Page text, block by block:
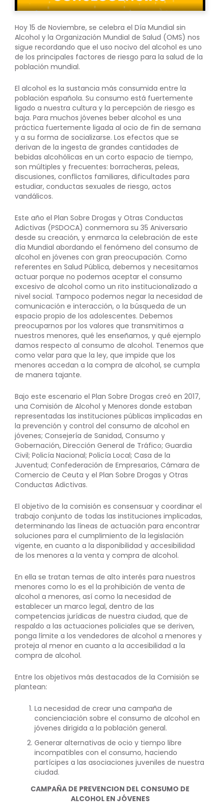
Hoy 15 de Noviembre, se celebra el Día Mundial sin
Alcohol y la Organización Mundial de Salud (OMS) nos
sigue recordando que el uso nocivo del alcohol es uno
de los principales factores de riesgo para la salud de la
población mundial.
El alcohol es la sustancia más consumida entre la
población española. Su consumo está fuertemente
ligado a nuestra cultura y la percepción de riesgo es
baja. Para muchos jóvenes beber alcohol es una
práctica fuertemente ligada al ocio de fin de semana
y a su forma de socializarse. Los efectos que se
derivan de la ingesta de grandes cantidades de
bebidas alcohólicas en un corto espacio de tiempo,
son múltiples y frecuentes: borracheras, peleas,
discusiones, conflictos familiares, dificultades para
estudiar, conductas sexuales de riesgo, actos
vandálicos.
Este año el Plan Sobre Drogas y Otras Conductas
Adictivas (PSDOCA) conmemora su 35 Aniversario
desde su creación, y enmarca la celebración de este
día Mundial abordando el fenómeno del consumo de
alcohol en jóvenes con gran preocupación. Como
referentes en Salud Pública, debemos y necesitamos
actuar porque no podemos aceptar el consumo
excesivo de alcohol como un rito institucionalizado a
nivel social. Tampoco podemos negar la necesidad de
comunicación e interacción, o la búsqueda de un
espacio propio de los adolescentes. Debemos
preocuparnos por los valores que transmitimos a
nuestros menores, qué les enseñamos, y qué ejemplo
damos respecto al consumo de alcohol. Tenemos que
como velar para que la ley, que impide que los
menores accedan a la compra de alcohol, se cumpla
de manera tajante.
Bajo este escenario el Plan Sobre Drogas creó en 2017,
una Comisión de Alcohol y Menores donde estaban
representadas las instituciones públicas implicadas en
la prevención y control del consumo de alcohol en
jóvenes; Consejería de Sanidad, Consumo y
Gobernación, Dirección General de Tráfico; Guardia
Civil; Policía Nacional; Policía Local; Casa de la
Juventud; Confederación de Empresarios, Cámara de
Comercio de Ceuta y el Plan Sobre Drogas y Otras
Conductas Adictivas.
El objetivo de la comisión es consensuar y coordinar el
trabajo conjunto de todas las instituciones implicadas,
determinando las líneas de actuación para encontrar
soluciones para el cumplimiento de la legislación
vigente, en cuanto a la disponibilidad y accesibilidad
de los menores a la venta y compra de alcohol.
En ella se tratan temas de alto interés para nuestros
menores como lo es el la prohibición de venta de
alcohol a menores, así como la necesidad de
establecer un marco legal, dentro de las
competencias jurídicas de nuestra ciudad, que de
respaldo a las actuaciones policiales que se deriven,
ponga límite a los vendedores de alcohol a menores y
proteja al menor en cuanto a la accesibilidad a la
compra de alcohol.
Entre los objetivos más destacados de la Comisión se
plantean:
La necesidad de crear una campaña de
concienciación sobre el consumo de alcohol en
jóvenes dirigida a la población general.
Generar alternativas de ocio y tiempo libre
incompatibles con el consumo, haciendo
partícipes a las asociaciones juveniles de nuestra
ciudad.
CAMPAÑA DE PREVENCION DEL CONSUMO DE
ALCOHOL EN JÓVENES